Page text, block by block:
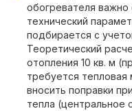
обогревателя
технический
подбирается с
Теоретический
отопления 10 кв. м
требуется
вносить поправки
тепла (центральное